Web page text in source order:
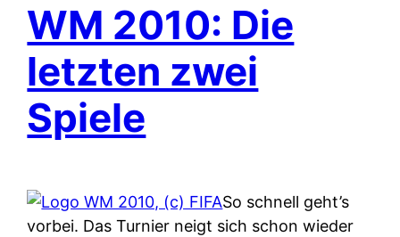
WM 2010: Die
letzten zwei
Spiele
So schnell geht’s
vorbei. Das Turnier neigt sich schon wieder